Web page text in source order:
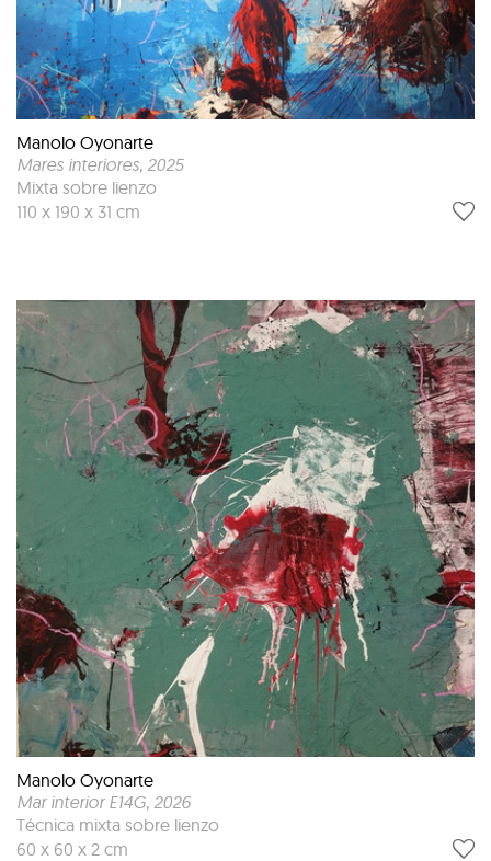
Manolo Oyonarte
Mares interiores, 2025
Mixta sobre lienzo
110 x 190 x 31 cm
Manolo Oyonarte
Mar interior E14G, 2026
Técnica mixta sobre lienzo
60 x 60 x 2 cm